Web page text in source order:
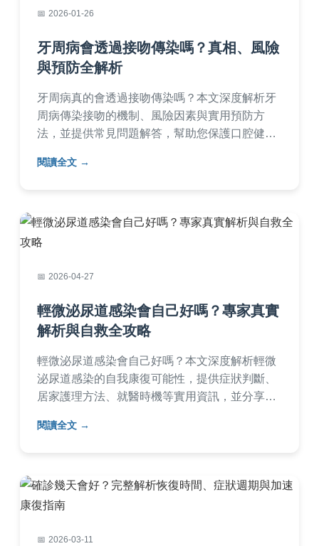
2026-01-26
牙周病會透過接吻傳染嗎？真相、風險
與預防全解析
牙周病真的會透過接吻傳染嗎？本文深度解析牙
周病傳染接吻的機制、風險因素與實用預防方
法，並提供常見問題解答，幫助您保護口腔健
安全。
閱讀全文
2026-04-27
輕微泌尿道感染會自己好嗎？專家真實
解析與自救全攻略
輕微泌尿道感染會自己好嗎？本文深度解析輕微
泌尿道感染的自我康復可能性，提供症狀判斷、
居家護理方法、就醫時機等實用資訊，並分享個
題，避免惡化。
閱讀全文
2026-03-11